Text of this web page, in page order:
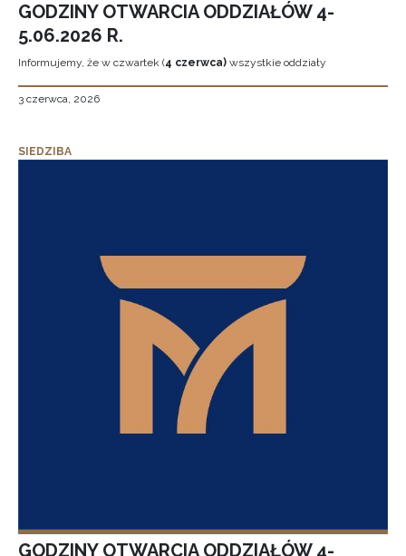
GODZINY OTWARCIA ODDZIAŁÓW 4-
5.06.2026 R.
Informujemy, że w czwartek (4 czerwca) wszystkie oddziały
3 czerwca, 2026
SIEDZIBA
GODZINY OTWARCIA ODDZIAŁÓW 4-